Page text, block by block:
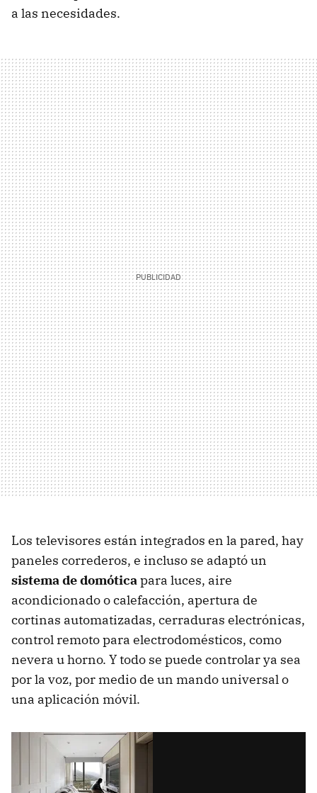
a las necesidades.
Los televisores están integrados en la pared, hay
paneles correderos, e incluso se adaptó un
sistema de domóticapara luces, aire
acondicionado o calefacción, apertura de
cortinas automatizadas, cerraduras electrónicas,
control remoto para electrodomésticos, como
nevera u horno. Y todo se puede controlar ya sea
por la voz, por medio de un mando universal o
una aplicación móvil.